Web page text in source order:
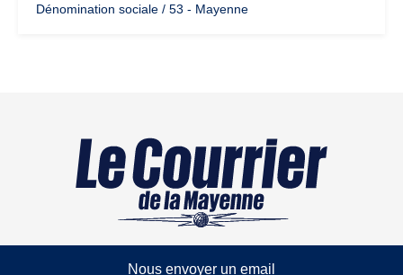
Dénomination sociale / 53 - Mayenne
Nous envoyer un email